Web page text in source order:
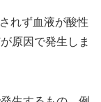
れず血液が酸性
原因で発生しま